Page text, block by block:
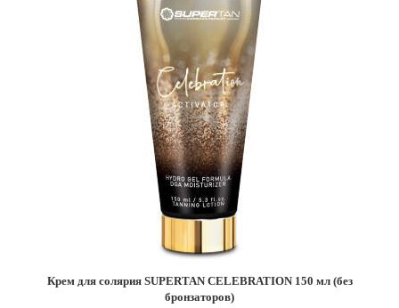
Крем для солярия SUPERTAN CELEBRATION 150 мл (без
бронзаторов)